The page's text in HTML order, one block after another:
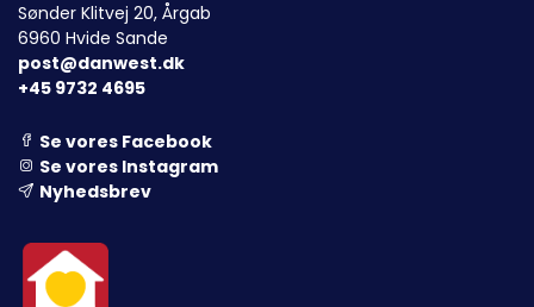
Sønder Klitvej 20, Årgab
6960 Hvide Sande
post@danwest.dk
+45 9732 4695
Se vores Facebook
Se vores Instagram
Nyhedsbrev